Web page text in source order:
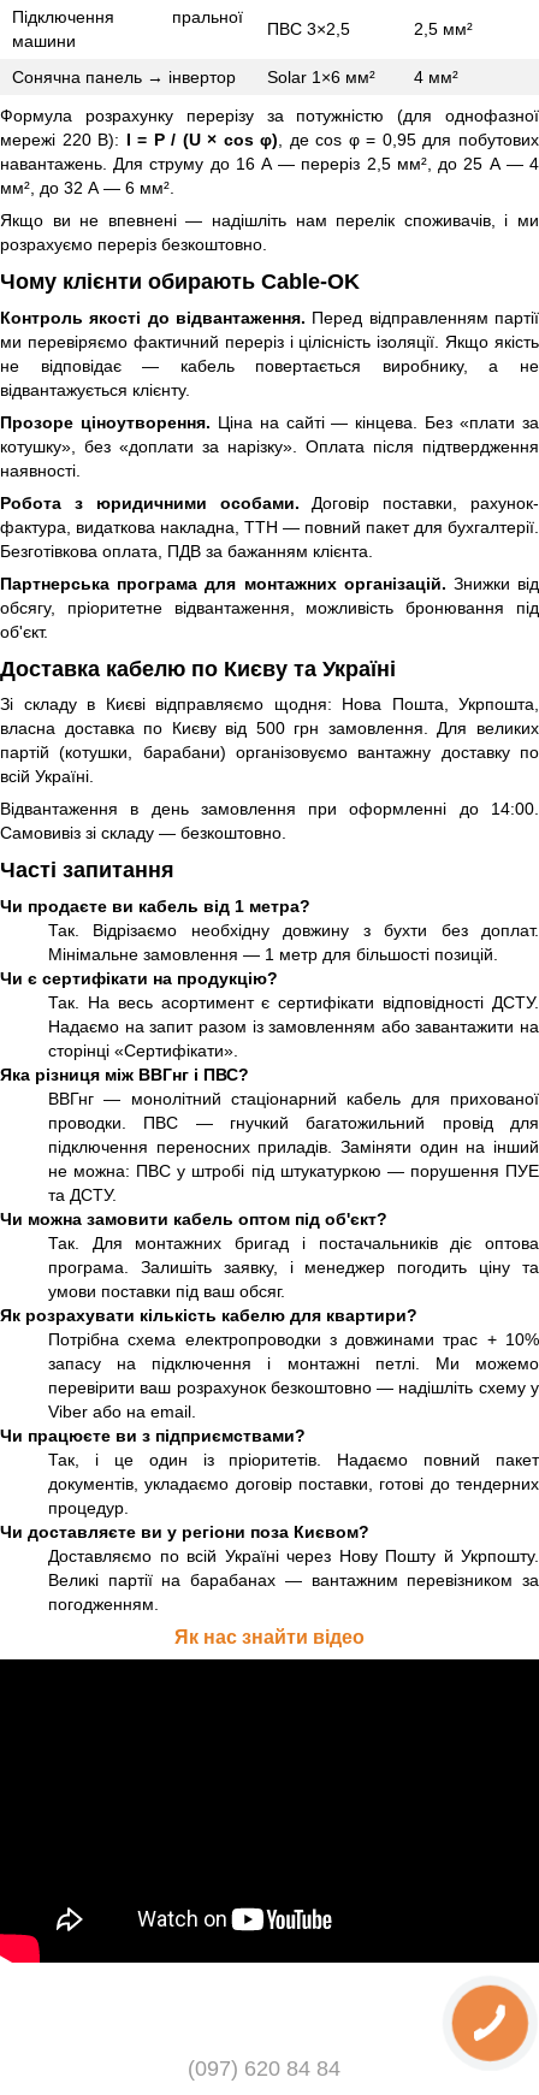
Підключення пральної
машини
ПВС 3×2,5 2,5 мм²
Сонячна панель → інвертор Solar 1×6 мм²
4 мм²
Формула розрахунку перерізу за потужністю (для однофазної
мережі 220 В): I = P / (U × cos φ) , де cos φ = 0,95 для побутових
навантажень. Для струму до 16 А — переріз 2,5 мм², до 25 А — 4
мм², до 32 А — 6 мм².
Якщо ви не впевнені — надішліть нам перелік споживачів, і ми
розрахуємо переріз безкоштовно.
Чому клієнти обирають Cable-OK
Контроль якості до відвантаження. Перед відправленням партії
ми перевіряємо фактичний переріз і цілісність ізоляції. Якщо якість
не відповідає — кабель повертається виробнику, а не
відвантажується клієнту.
Прозоре ціноутворення. Ціна на сайті — кінцева. Без «плати за
котушку», без «доплати за нарізку». Оплата після підтвердження
наявності.
Робота з юридичними особами. Договір поставки, рахунок-
фактура, видаткова накладна, ТТН — повний пакет для бухгалтерії.
Безготівкова оплата, ПДВ за бажанням клієнта.
Партнерська програма для монтажних організацій. Знижки від
обсягу, пріоритетне відвантаження, можливість бронювання під
об'єкт.
Доставка кабелю по Києву та Україні
Зі складу в Києві відправляємо щодня: Нова Пошта, Укрпошта,
власна доставка по Києву від 500 грн замовлення. Для великих
партій (котушки, барабани) організовуємо вантажну доставку по
всій Україні.
Відвантаження в день замовлення при оформленні до 14:00.
Самовивіз зі складу — безкоштовно.
Часті запитання
Чи продаєте ви кабель від 1 метра?
Так. Відрізаємо необхідну довжину з бухти без доплат.
Мінімальне замовлення — 1 метр для більшості позицій.
Чи є сертифікати на продукцію?
Так. На весь асортимент є сертифікати відповідності ДСТУ.
Надаємо на запит разом із замовленням або завантажити на
сторінці «Сертифікати».
Яка різниця між ВВГнг і ПВС?
ВВГнг — монолітний стаціонарний кабель для прихованої
проводки. ПВС — гнучкий багатожильний провід для
підключення переносних приладів. Заміняти один на інший
не можна: ПВС у штробі під штукатуркою — порушення ПУЕ
та ДСТУ.
Чи можна замовити кабель оптом під об'єкт?
Так. Для монтажних бригад і постачальників діє оптова
програма. Залишіть заявку, і менеджер погодить ціну та
умови поставки під ваш обсяг.
Як розрахувати кількість кабелю для квартири?
Потрібна схема електропроводки з довжинами трас + 10%
запасу на підключення і монтажні петлі. Ми можемо
перевірити ваш розрахунок безкоштовно — надішліть схему у
Viber або на email.
Чи працюєте ви з підприємствами?
Так, і це один із пріоритетів. Надаємо повний пакет
документів, укладаємо договір поставки, готові до тендерних
процедур.
Чи доставляєте ви у регіони поза Києвом?
Доставляємо по всій Україні через Нову Пошту й Укрпошту.
Великі партії на барабанах — вантажним перевізником за
погодженням.
Як нас знайти відео
(097) 620 84 84